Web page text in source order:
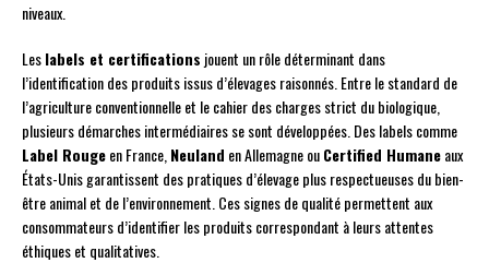
niveaux.
Leslabels et certifications jouent un rôle déterminant dans
l’identification des produits issus d’élevages raisonnés. Entre le standard de
l’agriculture conventionnelle et le cahier des charges strict du biologique,
plusieurs démarches intermédiaires se sont développées. Des labels comme
Label Rougeen France, Neuland en Allemagne ouCertified Humaneaux
États-Unis garantissent des pratiques d’élevage plus respectueuses du bien-
être animal et de l’environnement. Ces signes de qualité permettent aux
consommateurs d’identifier les produits correspondant à leurs attentes
éthiques et qualitatives.